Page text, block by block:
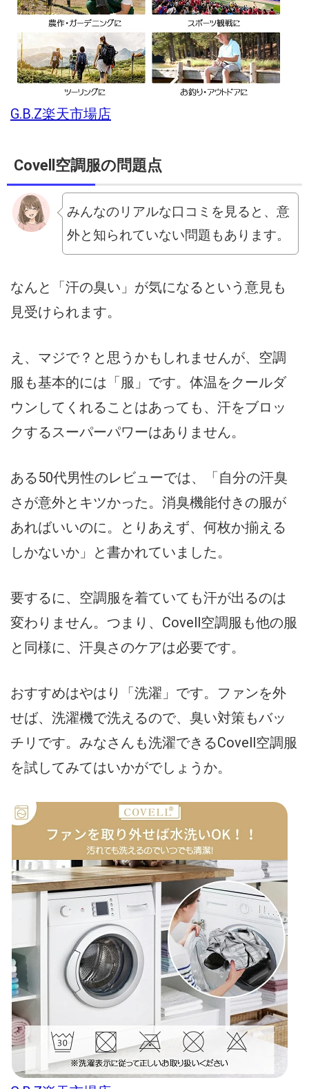
G.B.Z楽天市場店
Covell空調服の問題点
みんなのリアルな口コミを見ると、意
外と知られていない問題もあります。
なんと「汗の臭い」が気になるという意見も
見受けられます。
え、マジで？と思うかもしれませんが、空調
服も基本的には「服」です。体温をクールダ
ウンしてくれることはあっても、汗をブロッ
クするスーパーパワーはありません。
ある50代男性のレビューでは、「自分の汗臭
さが意外とキツかった。消臭機能付きの服が
あればいいのに。とりあえず、何枚か揃える
しかないか」と書かれていました。
要するに、空調服を着ていても汗が出るのは
変わりません。つまり、Covell空調服も他の服
と同様に、汗臭さのケアは必要です。
おすすめはやはり「洗濯」です。ファンを外
せば、洗濯機で洗えるので、臭い対策もバッ
チリです。みなさんも洗濯できるCovell空調服
を試してみてはいかがでしょうか。